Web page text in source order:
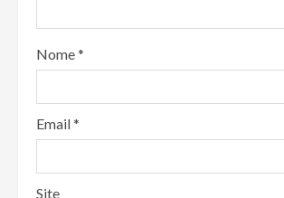
Nome*
Email*
Site